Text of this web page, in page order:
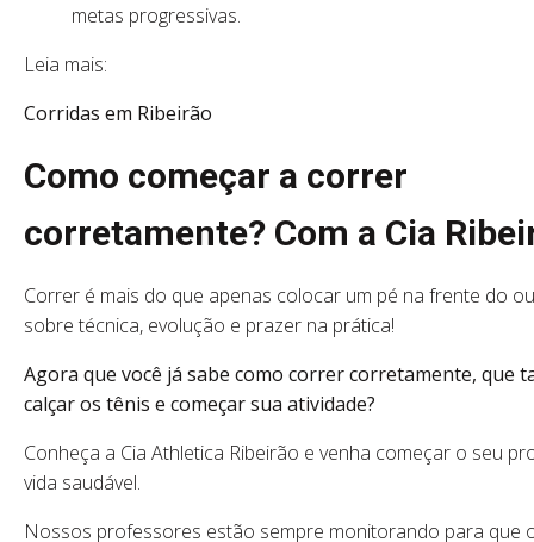
metas progressivas.
Leia mais:
Corridas em Ribeirão
Como começar a correr
corretamente? Com a Cia
Correr é mais do que apenas colocar um pé na frente do
sobre técnica, evolução e prazer na prática!
Agora que você já sabe como correr corretamente, que
calçar os tênis e começar sua atividade?
Conheça a Cia Athletica Ribeirão e venha começar o seu
vida saudável.
Nossos professores estão sempre monitorando para que